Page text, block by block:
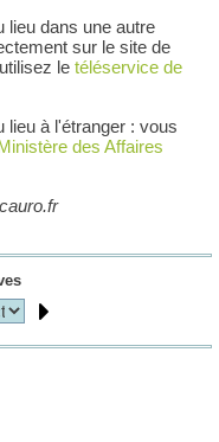
lieu dans une autre
sur le site de
le téléservice de
lieu à l'étranger : vous
des Affaires